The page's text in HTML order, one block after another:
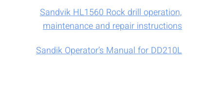
Sandvik HL1560 Rock drill operation,
maintenance and repair instructions
Sandik Operator’s Manual for DD210L